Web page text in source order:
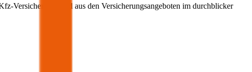
Versicherung wird aus den Versicherungsangeboten im durchblicker